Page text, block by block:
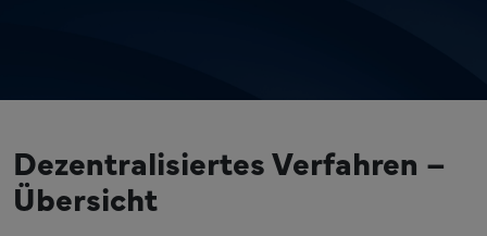
Dezentralisiertes Verfahren –
Übersicht